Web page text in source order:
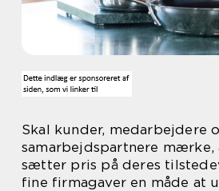
Skal kunder, medarbejdere
samarbejdspartnere mærke,
sætter pris på deres
fine firmagaver en måde at